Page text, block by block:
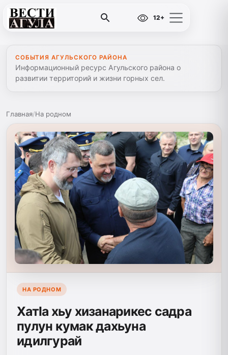
12+
СОБЫТИЯ АГУЛЬСКОГО РАЙОНА
Информационный ресурс Агульского района о
развитии территорий и жизни горных сел.
Главная/На родном
НА РОДНОМ
Хатlа хьу хизанарикес садра
пулун кумак дахьуна
идилгурай